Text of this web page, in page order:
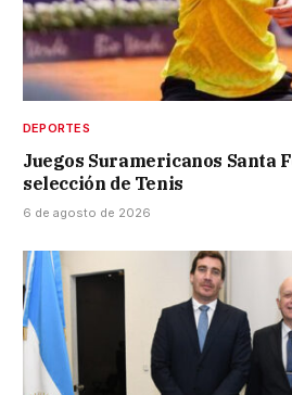
DEPORTES
Juegos Suramericanos Santa
selección de Tenis
6 de agosto de 2026